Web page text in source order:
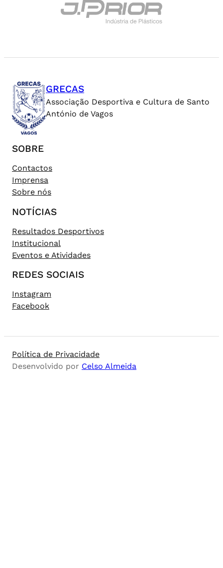
GRECAS
Associação Desportiva e Cultura de Santo
António de Vagos
SOBRE
Contactos
Imprensa
Sobre nós
NOTÍCIAS
Resultados Desportivos
Institucional
Eventos e Atividades
REDES SOCIAIS
Instagram
Facebook
Política de Privacidade
Desenvolvido por Celso Almeida